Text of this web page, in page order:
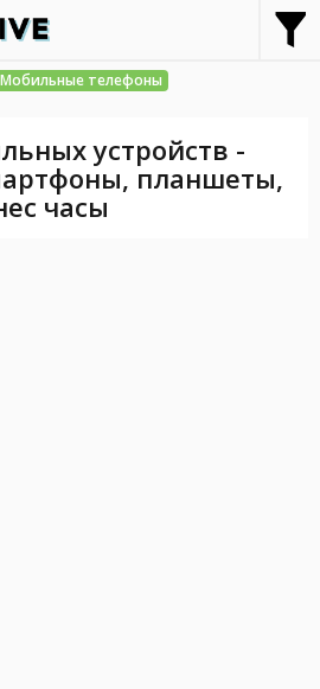
Мобильные телефоны
устройств -
планшеты,
часы